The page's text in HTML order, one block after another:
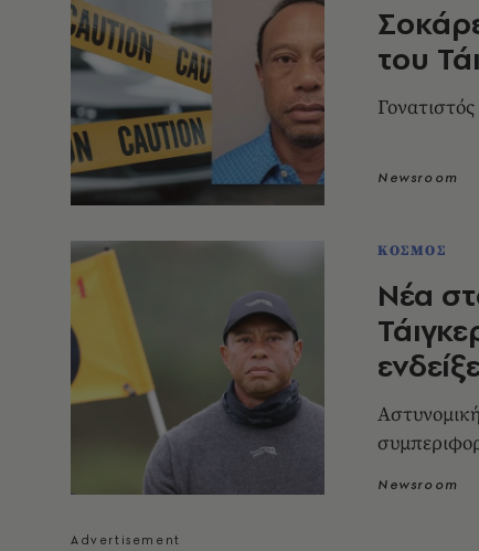
του
Newsroom
ΚΟΣΜΟΣ
Νέα
Newsroom